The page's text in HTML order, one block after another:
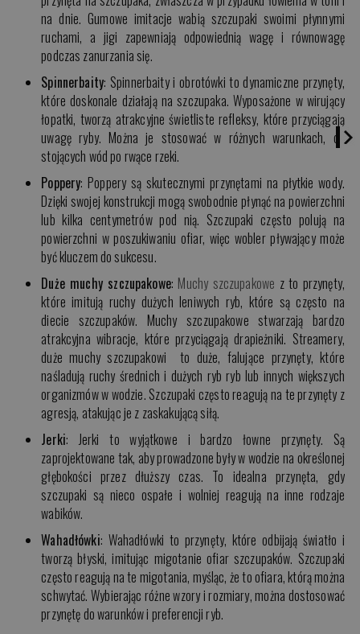
na dnie. Gumowe imitacje wabią szczupaki swoimi płynnymi
ruchami, a jigi zapewniają odpowiednią wagę i równowagę
podczas zanurzania się.
Spinnerbaity: Spinnerbaity i obrotówki to dynamiczne przynęty,
które doskonale działają na szczupaka. Wyposażone w wirujący
łopatki, tworzą atrakcyjne świetliste refleksy, które przyciągają
uwagę ryby. Można je stosować w różnych warunkach, od
stojących wód po rwące rzeki.
Poppery: Poppery są skutecznymi przynętami na płytkie wody.
Dzięki swojej konstrukcji mogą swobodnie płynąć na powierzchni
lub kilka centymetrów pod nią. Szczupaki często polują na
powierzchni w poszukiwaniu ofiar, więc wobler pływający może
być kluczem do sukcesu.
Duże muchy szczupakowe: Muchy szczupakowe z to przynęty,
które imitują ruchy dużych leniwych ryb, które są często na
diecie szczupaków. Muchy szczupakowe stwarzają bardzo
atrakcyjna wibracje, które przyciągają drapieżniki. Streamery,
duże muchy szczupakowi to duże, falujące przynęty, które
naśladują ruchy średnich i dużych ryb ryb lub innych większych
organizmów w wodzie. Szczupaki często reagują na te przynęty z
agresją, atakując je z zaskakującą siłą.
Jerki: Jerki to wyjątkowe i bardzo łowne przynęty. Są
zaprojektowane tak, aby prowadzone były w wodzie na określonej
głębokości przez dłuższy czas. To idealna przynęta, gdy
szczupaki są nieco ospałe i wolniej reagują na inne rodzaje
wabików.
Wahadłówki: Wahadłówki to przynęty, które odbijają światło i
tworzą błyski, imitując migotanie ofiar szczupaków. Szczupaki
często reagują na te migotania, myśląc, że to ofiara, którą można
schwytać. Wybierając różne wzory i rozmiary, można dostosować
przynętę do warunków i preferencji ryb.